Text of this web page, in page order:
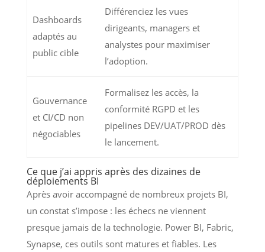
Dashboards
adaptés au
public cible
Différenciez les vues
dirigeants, managers et
analystes pour maximiser
l’adoption.
Gouvernance
et CI/CD non
négociables
Formalisez les accès, la
conformité RGPD et les
pipelines DEV/UAT/PROD dès
le lancement.
Ce que j’ai appris après des dizaines de
déploiements BI
Après avoir accompagné de nombreux projets BI,
un constat s’impose : les échecs ne viennent
presque jamais de la technologie. Power BI, Fabric,
Synapse, ces outils sont matures et fiables. Les